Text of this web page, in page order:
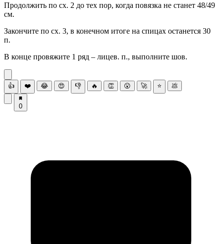
Продолжить по сх. 2 до тех пор, когда повязка не станет 48/49
см.
Закончите по сх. 3, в конечном итоге на спицах останется 30
п.
В конце провяжите 1 ряд – лицев. п., выполните шов.
👍 ❤️ 😂 😍 👎 🔥 👏 😮 🚀 ⭐ 💩
0